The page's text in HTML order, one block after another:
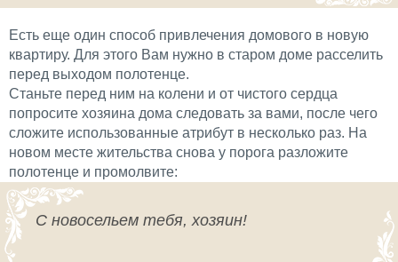
Есть еще один способ привлечения домового в новую
квартиру. Для этого Вам нужно в старом доме расселить
перед выходом полотенце.
Станьте перед ним на колени и от чистого сердца
попросите хозяина дома следовать за вами, после чего
сложите использованные атрибут в несколько раз. На
новом месте жительства снова у порога разложите
полотенце и промолвите:
С новосельем тебя, хозяин!